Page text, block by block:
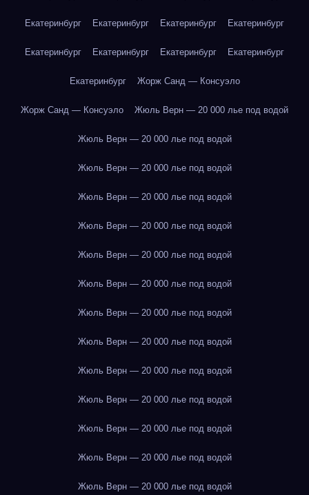
Екатеринбург Екатеринбург Екатеринбург Екатеринбург
Екатеринбург Екатеринбург Екатеринбург Екатеринбург
Екатеринбург Жорж Санд — Консуэло
Жорж Санд — Консуэло Жюль Верн — 20 000 лье под водой
Жюль Верн — 20 000 лье под водой
Жюль Верн — 20 000 лье под водой
Жюль Верн — 20 000 лье под водой
Жюль Верн — 20 000 лье под водой
Жюль Верн — 20 000 лье под водой
Жюль Верн — 20 000 лье под водой
Жюль Верн — 20 000 лье под водой
Жюль Верн — 20 000 лье под водой
Жюль Верн — 20 000 лье под водой
Жюль Верн — 20 000 лье под водой
Жюль Верн — 20 000 лье под водой
Жюль Верн — 20 000 лье под водой
Жюль Верн — 20 000 лье под водой